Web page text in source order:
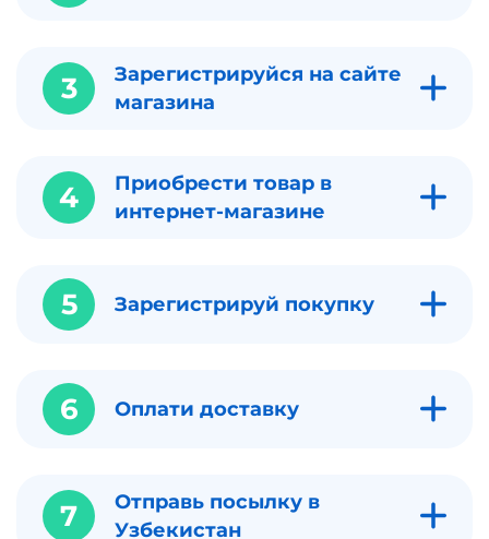
3
Зарегистрируйся на сайте
магазина
4
Приобрести товар в
интернет-магазине
5 Зарегистрируй покупку
6 Оплати доставку
7
Отправь посылку в
Узбекистан